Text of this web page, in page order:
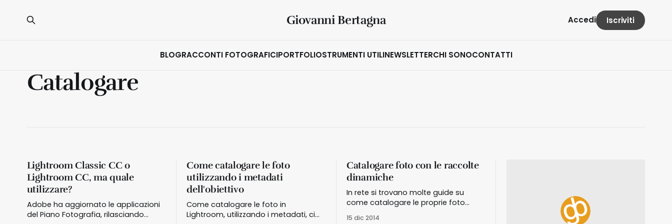
Giovanni Bertagna
BLOGRACCONTI FOTOGRAFICIPORTFOLIOSTRUMENTI UTILINEWSLETTERCHI SONOCONTATTI
Accedi Iscriviti
Catalogare
Lightroom Classic CC o
Lightroom CC, ma quale
utilizzare?
Adobe ha aggiornato le applicazioni
del Piano Fotografia, rilasciando
Come catalogare le foto
utilizzando i metadati
dell'obiettivo
Come catalogare le foto in
Lightroom, utilizzando i metadati, ci
Catalogare foto con le raccolte
dinamiche
In rete si trovano molte guide su
come catalogare le proprie foto
15 dic 2014